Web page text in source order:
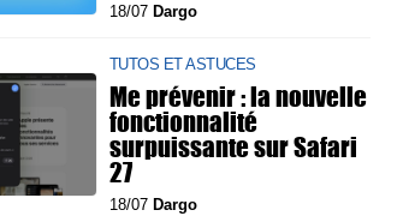
18/07 Dargo
TUTOS ET ASTUCES
Me prévenir : la nouvelle
fonctionnalité
surpuissante sur Safari
27
18/07 Dargo